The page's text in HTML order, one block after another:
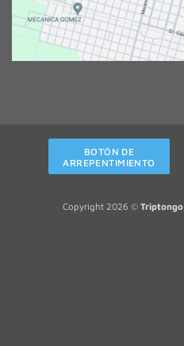
BOTÓN DE
ARREPENTIMIENTO
Copyright 2026 © Triptongo